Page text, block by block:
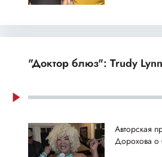
"Доктор блюз": Trudy Lynn
Авторская
Дорохова о